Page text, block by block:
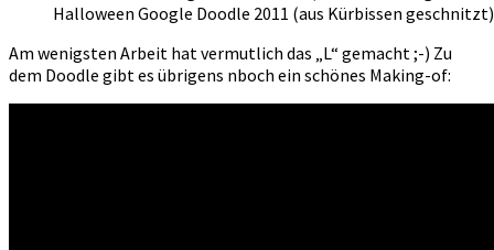
Halloween Google Doodle 2011 (aus Kürbissen geschnitzt)
Am wenigsten Arbeit hat vermutlich das „L“ gemacht ;-) Zu
dem Doodle gibt es übrigens nboch ein schönes Making-of: